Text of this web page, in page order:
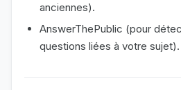
anciennes).
AnswerThePublic (pour
questions liées à votre sujet).